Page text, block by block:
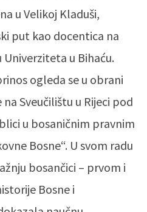
u Velikoj Kladuši,
put kao docentica na
u Bihaću.
ogleda se u obrani
Sveučilištu u Rijeci pod
u bosaničnim pravnim
Bosne“. U svom radu
bosančici – prvom i
Bosne i